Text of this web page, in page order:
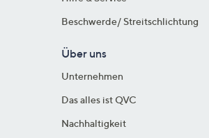
Beschwerde/ Streitschlichtung
Über uns
Unternehmen
Das alles ist QVC
Nachhaltigkeit